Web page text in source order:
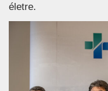
életre.